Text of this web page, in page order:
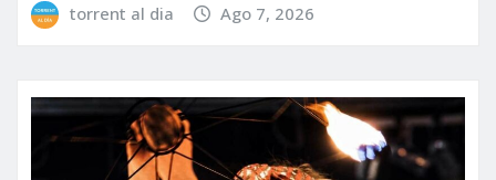
torrent al dia Ago 7, 2026